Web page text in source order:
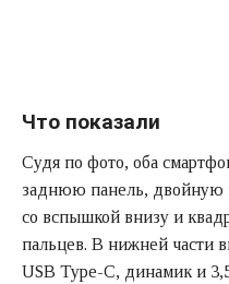
Что показали
Судя по фото, оба
заднюю панель, двойную
со вспышкой внизу и
пальцев. В нижней части
USB Type-C, динамик и